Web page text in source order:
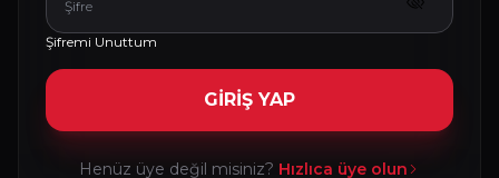
Şifremi Unuttum
GİRİŞ YAP
Henüz üye değil misiniz? Hızlıca üye olun